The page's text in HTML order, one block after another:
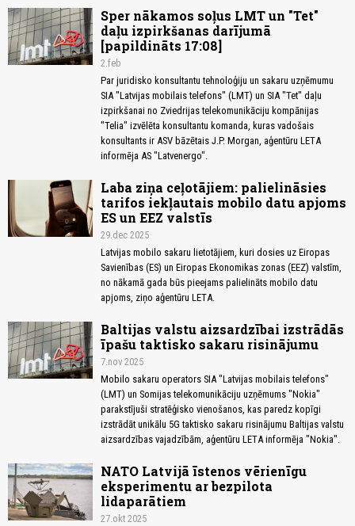
Sper nākamos soļus LMT un "Tet"
daļu izpirkšanas darījumā
[papildināts 17:08]
2.feb
Par juridisko konsultantu tehnoloģiju un sakaru uzņēmumu
SIA "Latvijas mobilais telefons" (LMT) un SIA "Tet" daļu
izpirkšanai no Zviedrijas telekomunikāciju kompānijas
"Telia" izvēlēta konsultantu komanda, kuras vadošais
konsultants ir ASV bāzētais J.P. Morgan, aģentūru LETA
informēja AS "Latvenergo".
Laba ziņa ceļotājiem: palielināsies
tarifos iekļautais mobilo datu apjoms
ES un EEZ valstīs
29.dec 2025
Latvijas mobilo sakaru lietotājiem, kuri dosies uz Eiropas
Savienības (ES) un Eiropas Ekonomikas zonas (EEZ) valstīm,
no nākamā gada būs pieejams palielināts mobilo datu
apjoms, ziņo aģentūru LETA.
Baltijas valstu aizsardzībai izstrādās
īpašu taktisko sakaru risinājumu
7.nov 2025
Mobilo sakaru operators SIA "Latvijas mobilais telefons"
(LMT) un Somijas telekomunikāciju uzņēmums "Nokia"
parakstījuši stratēģisko vienošanos, kas paredz kopīgi
izstrādāt unikālu 5G taktisko sakaru risinājumu Baltijas valstu
aizsardzības vajadzībām, aģentūru LETA informēja "Nokia".
NATO Latvijā īstenos vērienīgu
eksperimentu ar bezpilota
lidaparātiem
27.okt 2025